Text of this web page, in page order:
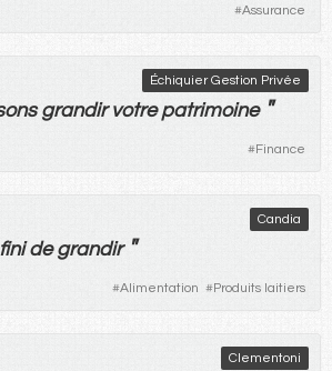
#Assurance
Échiquier Gestion Privée
grandir votre patrimoine "
#Finance
Candia
fini de grandir "
#Alimentation #Produits laitiers
Clementoni